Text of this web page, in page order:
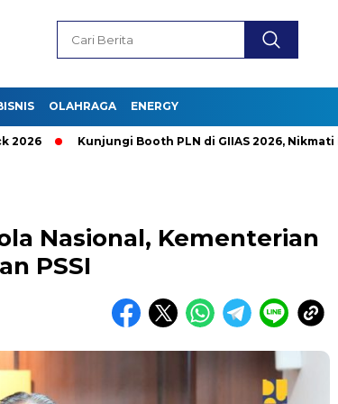
OLAHRAGA ENERGY
Kunjungi Booth PLN di GIIAS 2026, Nikmati Promo
Nasional, Kementerian
PSSI